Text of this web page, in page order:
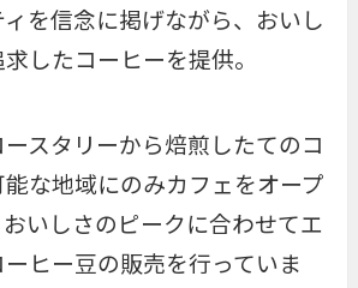
を信念に掲げながら、おいし
したコーヒーを提供。
スタリーから焙煎したてのコ
な地域にのみカフェをオープ
いしさのピークに合わせてエ
ヒー豆の販売を行っていま